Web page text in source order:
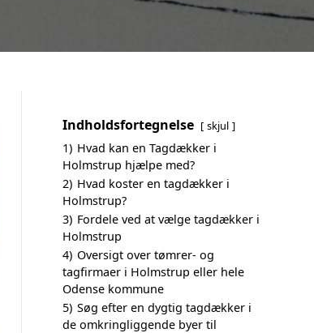
Indholdsfortegnelse skjul
1) Hvad kan en Tagdækker i
Holmstrup hjælpe med?
2) Hvad koster en tagdækker i
Holmstrup?
3) Fordele ved at vælge tagdækker i
Holmstrup
4) Oversigt over tømrer- og
tagfirmaer i Holmstrup eller hele
Odense kommune
5) Søg efter en dygtig tagdækker i
de omkringliggende byer til